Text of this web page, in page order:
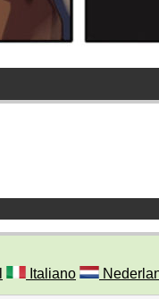
Italiano